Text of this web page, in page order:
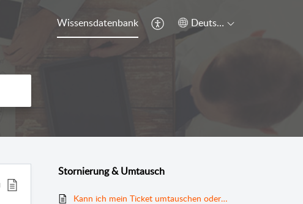
Wissensdatenbank Deutsch
Stornierung & Umtausch
Kann ich mein Ticket umtauschen oder stornieren?